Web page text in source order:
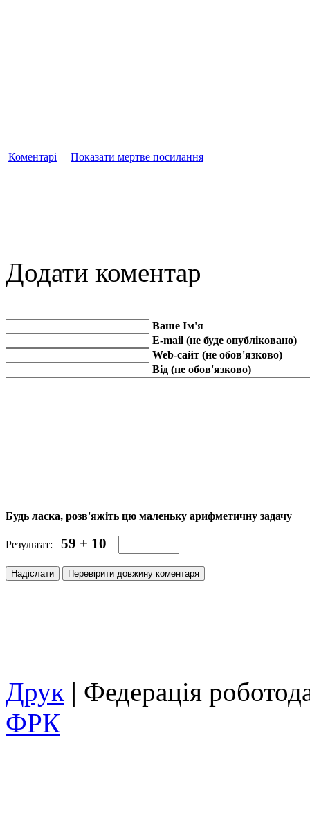
Коментарі Показати мертве посилання
Додати коментар
Ваше Ім'я
E-mail (не буде опубліковано)
Web-сайт (не обов'язково)
Від (не обов'язково)
Будь ласка, розв'яжіть цю маленьку арифметичну задачу
Результат: 59 + 10 =
Друк | Федерація
ФРК